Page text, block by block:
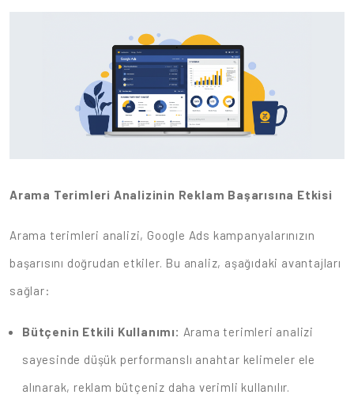
Arama Terimleri Analizinin Reklam Başarısına Etkisi
Arama terimleri analizi, Google Ads kampanyalarınızın
başarısını doğrudan etkiler. Bu analiz, aşağıdaki avantajları
sağlar:
Bütçenin Etkili Kullanımı: Arama terimleri analizi
sayesinde düşük performanslı anahtar kelimeler ele
alınarak, reklam bütçeniz daha verimli kullanılır.